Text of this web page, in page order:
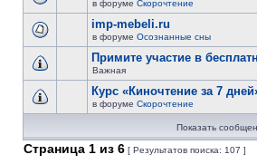
в форуме Скорочтение
imp-mebeli.ru
в форуме Осознанные сны
Примите участие в
Важная
Курс «Киночтение за 7
в форуме Скорочтение
Показать
Страница 1 из 6 [ Результатов поиска: 107 ]